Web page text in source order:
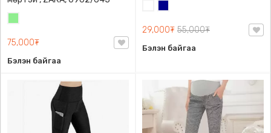
75,000₮
Бэлэн байгаа
29,000₮ 55,000₮
Бэлэн байгаа